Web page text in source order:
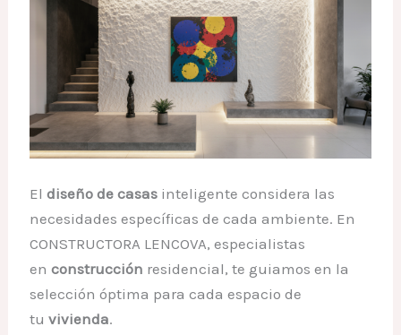
Eldiseño de casas inteligente considera las
necesidades específicas de cada ambiente. En
CONSTRUCTORA LENCOVA, especialistas
enconstrucción residencial, te guiamos en la
selección óptima para cada espacio de
tuvivienda.